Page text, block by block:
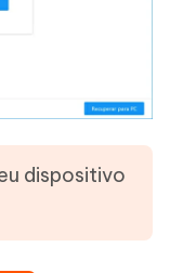
dispositivo